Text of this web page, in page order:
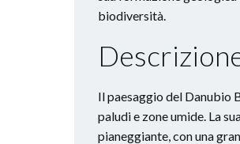
biodiversità.
Il paesaggio del Danubio
paludi e zone umide. La
pianeggiante, con una